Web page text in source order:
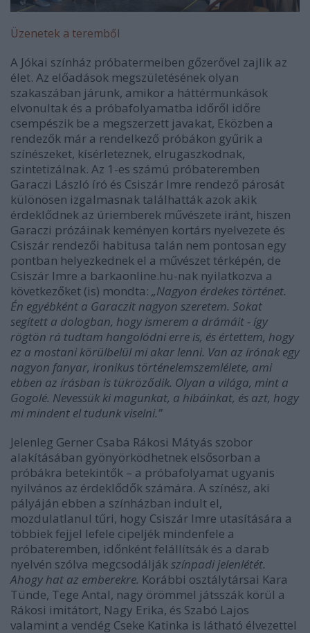
Üzenetek a teremből
A Jókai színház próbatermeiben gőzerővel zajlik az
élet. Az előadások megszületésének olyan
szakaszában járunk, amikor a háttérmunkások
elvonultak és a próbafolyamatba időről időre
csempészik be a megszerzett javakat, Eközben a
rendezők már a rendelkező próbákon gyűrik a
színészeket, kísérleteznek, elrugaszkodnak,
szintetizálnak. Az 1-es számú próbateremben
Garaczi László író és Csiszár Imre rendező párosát
különösen izgalmasnak találhatták azok akik
érdeklődnek az úriemberek művészete iránt, hiszen
Garaczi prózáinak keményen kortárs nyelvezete és
Csiszár rendezői habitusa talán nem pontosan egy
pontban helyezkednek el a művészet térképén, de
Csiszár Imre a barkaonline.hu-nak nyilatkozva a
következőket (is) mondta: „Nagyon érdekes történet.
Én egyébként a Garaczit nagyon szeretem. Sokat
segített a dologban, hogy ismerem a drámáit - így
rögtön rá tudtam hangolódni erre is, és értettem, hogy
ez a mostani körülbelül mi akar lenni. Van az írónak egy
nagyon fanyar, ironikus történelemszemlélete, ami
ebben az írásban is tükröződik. Olyan a világa, mint a
Gogolé. Nevessük ki magunkat, a hibáinkat, és azt, hogy
mi mindent el tudunk viselni.”
Jelenleg Gerner Csaba Rákosi Mátyás szobor
alakításában gyönyörködhetnek elsősorban a
próbákra betekintők – a próbafolyamat ugyanis
nyilvános az érdeklődők számára. A színész, aki
pályáján ebben a színházban indult el,
mozdulatlanul tűri, hogy Csiszár Imre utasítására a
többiek fejjel lefele cipeljék mindenfele a
próbateremben, időnként felállítsák és a darab
nyelvén szólva megcsodálják színpadi jelenlétét.
Ahogy hat az emberekre. Korábbi osztálytársai Kara
Tünde, Tege Antal, nagy örömmel játsszák körül a
Rákosi imitátort, Nagy Erika, és Szabó Lajos
valamint a vendég Cseke Katinka is látható élvezettel